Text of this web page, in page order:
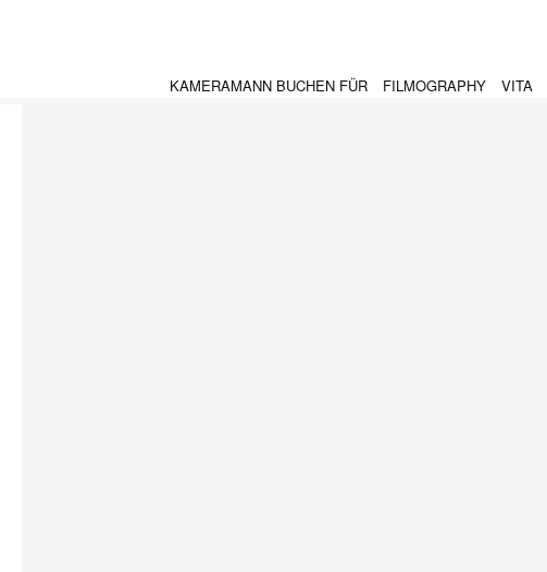
KAMERAMANN BUCHEN FÜR FILMOGRAPHY VITA
OF PHOTOGRAPHY